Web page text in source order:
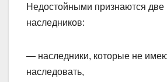
Недостойными признаются две
наследников:
— наследники, которые не
наследовать,